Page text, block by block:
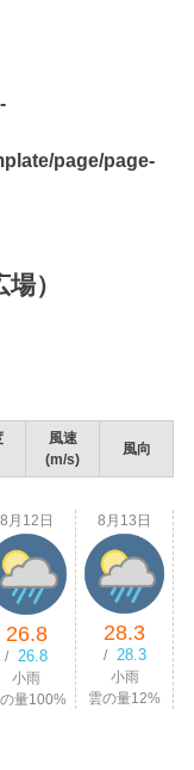
page/page-
）
風速
(m/s)
風向
8月12日
26.8
/ 26.8
小雨
量100%
8月13日
28.3
/ 28.3
小雨
雲の量12%